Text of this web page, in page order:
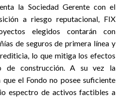
la Sociedad Gerente con el
a riesgo reputacional, FIX
elegidos contarán con
de seguros de primera línea y
lo que mitiga los efectos
de construcción. A su vez la
el Fondo no posee suficiente
espectro de activos factibles a